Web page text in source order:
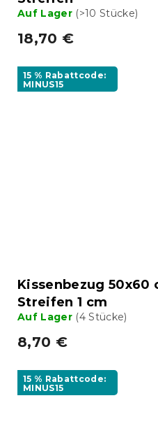
Auf Lager (>10 Stücke)
18,70 €
15 % Rabattcode:
MINUS15
Kissenbezug 50x60
Streifen 1 cm
Auf Lager (4 Stücke)
8,70 €
15 % Rabattcode:
MINUS15